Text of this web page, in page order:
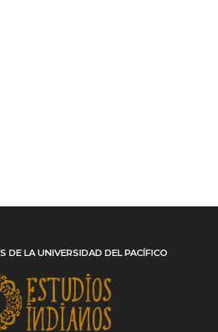
DE LA UNIVERSIDAD DEL PACÍFICO